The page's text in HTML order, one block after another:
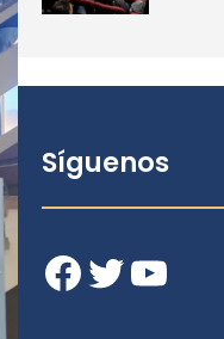
Síguenos
Facebook Twitter YouTube